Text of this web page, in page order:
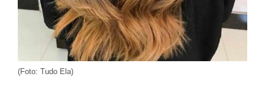
(Foto: Tudo Ela)